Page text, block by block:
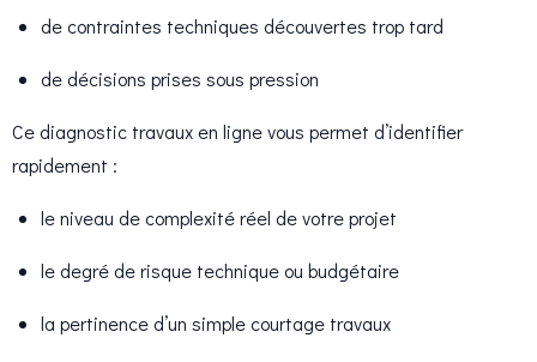
de contraintes techniques découvertes trop tard
de décisions prises sous pression
Ce diagnostic travaux en ligne vous permet d’identifier
rapidement :
le niveau de complexité réel de votre projet
le degré de risque technique ou budgétaire
la pertinence d’un simple courtage travaux